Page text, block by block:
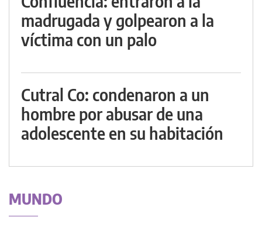
madrugada y golpearon a la
víctima con un palo
Cutral Co: condenaron a un
hombre por abusar de una
adolescente en su habitación
MUNDO